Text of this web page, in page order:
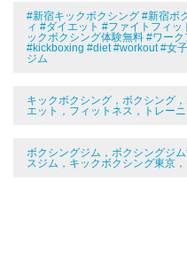
#新宿キックボクシング #新宿ボ
ィ #ダイエット #ファイトフィ
ックボクシング体験無料 #ワー
#kickboxing #diet #workout #女
ジム
キックボクシング，ボクシング
エット，フィットネス，トレー
ボクシングジム，ボクシングジ
スジム，キックボクシング東京